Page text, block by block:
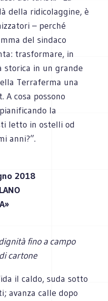
della ridicolaggine, è
– perché
del sindaco
trasformare, in
in un grande
Terraferma una
A cosa possono
la
letto in ostelli od
anni?”.
2018
fino a campo
cartone
il caldo, suda sotto
avanza calle dopo